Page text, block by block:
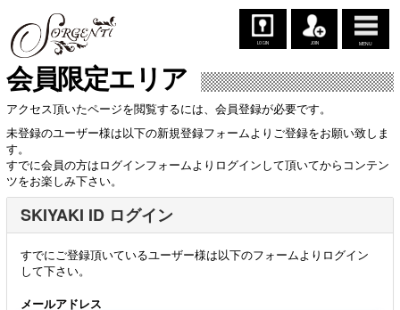
LOGIN JOIN MENU
会員限定エリア
アクセス頂いたページを閲覧するには、会員登録が必要です。
未登録のユーザー様は以下の新規登録フォームよりご登録をお願い致しま
す。
すでに会員の方はログインフォームよりログインして頂いてからコンテン
ツをお楽しみ下さい。
SKIYAKI ID ログイン
すでにご登録頂いているユーザー様は以下のフォームよりログイン
して下さい。
メールアドレス